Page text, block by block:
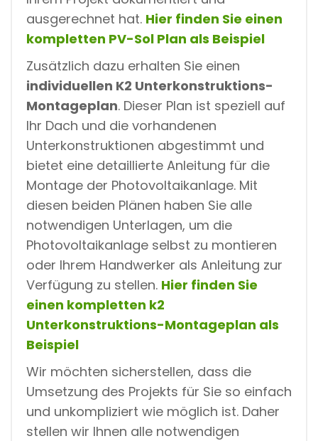
ausgerechnet hat. Hier finden Sie einen
kompletten PV-Sol Plan als Beispiel
Zusätzlich dazu erhalten Sie einen
individuellen K2 Unterkonstruktions-
Montageplan. Dieser Plan ist speziell auf
Ihr Dach und die vorhandenen
Unterkonstruktionen abgestimmt und
bietet eine detaillierte Anleitung für die
Montage der Photovoltaikanlage. Mit
diesen beiden Plänen haben Sie alle
notwendigen Unterlagen, um die
Photovoltaikanlage selbst zu montieren
oder Ihrem Handwerker als Anleitung zur
Verfügung zu stellen. Hier finden Sie
einen kompletten k2
Unterkonstruktions-Montageplan als
Beispiel
Wir möchten sicherstellen, dass die
Umsetzung des Projekts für Sie so einfach
und unkompliziert wie möglich ist. Daher
stellen wir Ihnen alle notwendigen